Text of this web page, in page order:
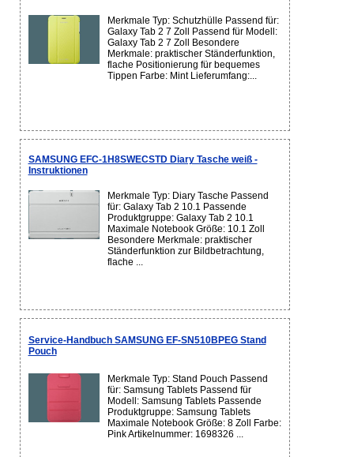
Merkmale Typ: Schutzhülle Passend für:
Galaxy Tab 2 7 Zoll Passend für Modell:
Galaxy Tab 2 7 Zoll Besondere
Merkmale: praktischer Ständerfunktion,
flache Positionierung für bequemes
Tippen Farbe: Mint Lieferumfang:...
SAMSUNG EFC-1H8SWECSTD Diary Tasche weiß -
Instruktionen
Merkmale Typ: Diary Tasche Passend
für: Galaxy Tab 2 10.1 Passende
Produktgruppe: Galaxy Tab 2 10.1
Maximale Notebook Größe: 10.1 Zoll
Besondere Merkmale: praktischer
Ständerfunktion zur Bildbetrachtung,
flache ...
Service-Handbuch SAMSUNG EF-SN510BPEG Stand
Pouch
Merkmale Typ: Stand Pouch Passend
für: Samsung Tablets Passend für
Modell: Samsung Tablets Passende
Produktgruppe: Samsung Tablets
Maximale Notebook Größe: 8 Zoll Farbe:
Pink Artikelnummer: 1698326 ...